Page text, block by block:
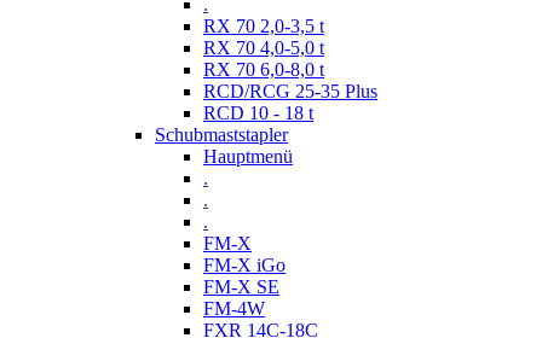
.
RX 70 2,0-3,5 t
RX 70 4,0-5,0 t
RX 70 6,0-8,0 t
RCD/RCG 25-35 Plus
RCD 10 - 18 t
Schubmaststapler
Hauptmenü
.
.
.
FM-X
FM-X iGo
FM-X SE
FM-4W
FXR 14C-18C